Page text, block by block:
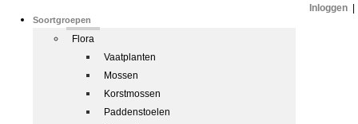
Soortgroepen
Flora
Vaatplanten
Mossen
Korstmossen
Paddenstoelen
Inloggen